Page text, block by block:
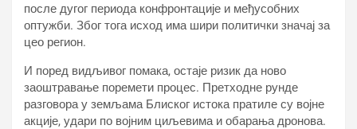
после дугог периода конфронтације и међусобних
оптужби. Због тога исход има шири политички значај за
цео регион.
И поред видљивог помака, остаје ризик да ново
заоштравање поремети процес. Претходне рунде
разговора у земљама Блиског истока пратиле су војне
акције, удари по војним циљевима и обарања дронова.